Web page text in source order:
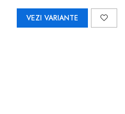
VEZI VARIANTE